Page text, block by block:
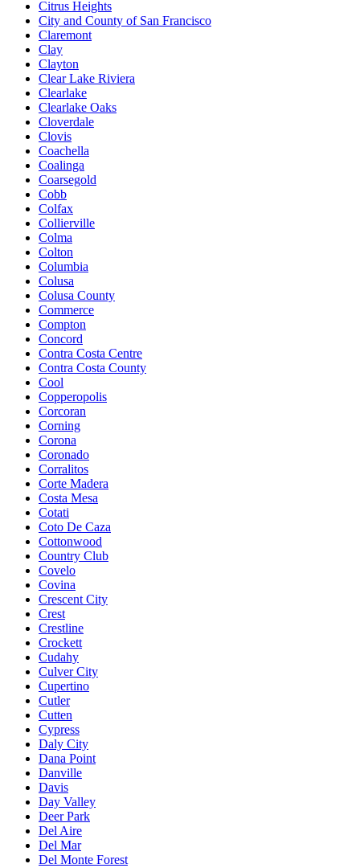
Citrus Heights
City and County of San Francisco
Claremont
Clay
Clayton
Clear Lake Riviera
Clearlake
Clearlake Oaks
Cloverdale
Clovis
Coachella
Coalinga
Coarsegold
Cobb
Colfax
Collierville
Colma
Colton
Columbia
Colusa
Colusa County
Commerce
Compton
Concord
Contra Costa Centre
Contra Costa County
Cool
Copperopolis
Corcoran
Corning
Corona
Coronado
Corralitos
Corte Madera
Costa Mesa
Cotati
Coto De Caza
Cottonwood
Country Club
Covelo
Covina
Crescent City
Crest
Crestline
Crockett
Cudahy
Culver City
Cupertino
Cutler
Cutten
Cypress
Daly City
Dana Point
Danville
Davis
Day Valley
Deer Park
Del Aire
Del Mar
Del Monte Forest